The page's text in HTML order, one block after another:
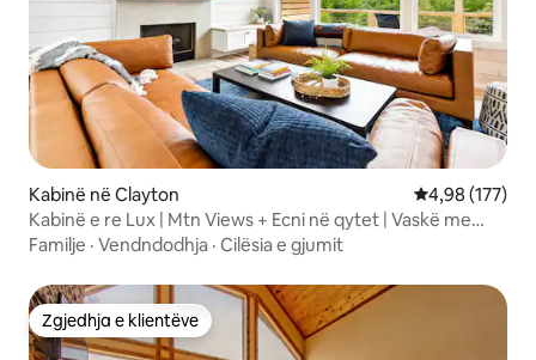
Kabinë në Clayton Vlerësimi
4,98 (177)
Kabinë e re Lux | Mtn Views + Ecni në qytet | Vaskë me
hidromasazh
Familje · Vendndodhja · Cilësia e gjumit
Zgjedhja e klientëve
Zgjedhja e klientëve